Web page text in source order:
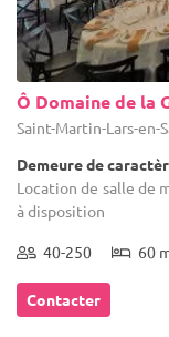
Ô Domaine de la
Saint-Martin-Lars-en-
Demeure de
Location de salle de
à disposition
40-250 60
Contacter